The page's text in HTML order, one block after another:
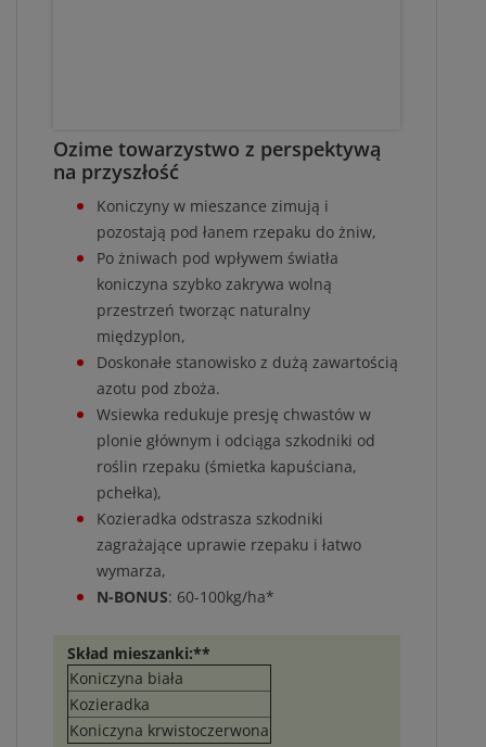
Ozime towarzystwo z perspektywą
na przyszłość
Koniczyny w mieszance zimują i
pozostają pod łanem rzepaku do żniw,
Po żniwach pod wpływem światła
koniczyna szybko zakrywa wolną
przestrzeń tworząc naturalny
międzyplon,
Doskonałe stanowisko z dużą zawartością
azotu pod zboża.
Wsiewka redukuje presję chwastów w
plonie głównym i odciąga szkodniki od
roślin rzepaku (śmietka kapuściana,
pchełka),
Kozieradka odstrasza szkodniki
zagrażające uprawie rzepaku i łatwo
wymarza,
N-BONUS: 60-100kg/ha*
Skład mieszanki:**
Koniczyna biała
Kozieradka
Koniczyna krwistoczerwona